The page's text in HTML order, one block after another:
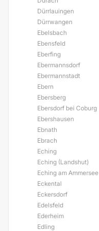
Dürrlauingen
Dürrwangen
Ebelsbach
Ebensfeld
Eberfing
Ebermannsdorf
Ebermannstadt
Ebern
Ebersberg
Ebersdorf bei Coburg
Ebershausen
Ebnath
Ebrach
Eching
Eching (Landshut)
Eching am Ammersee
Eckental
Eckersdorf
Edelsfeld
Ederheim
Edling